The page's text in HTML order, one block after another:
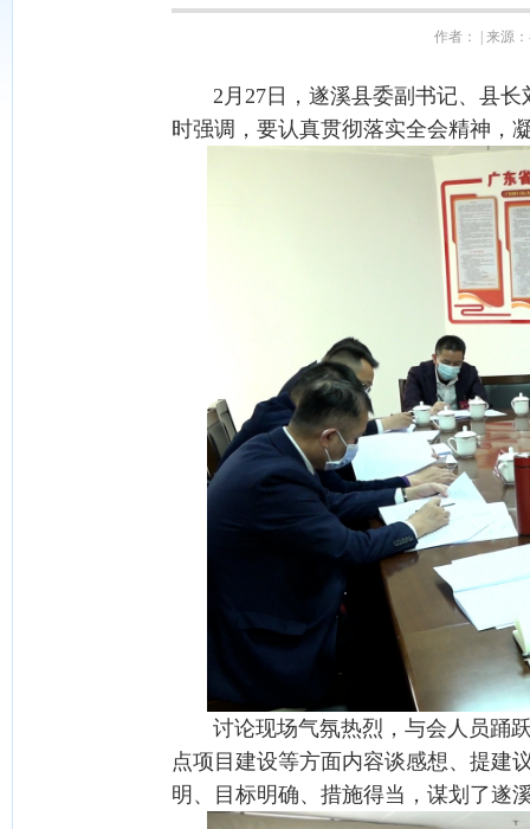
作者： | 来源
2月27日，遂溪县委副书记、县长
时强调，要认真贯彻落实全会精神，
讨论现场气氛热烈，与会人员踊跃
点项目建设等方面内容谈感想、提建
明、目标明确、措施得当，谋划了遂